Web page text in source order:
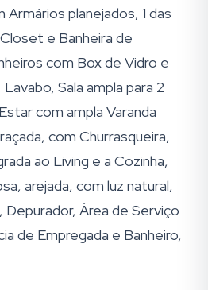
planejados, 1 das
e Banheira de
com Box de Vidro e
Sala ampla para 2
com ampla Varanda
com Churrasqueira,
ao Living e a Cozinha,
arejada, com luz natural,
Depurador, Área de Serviço
de Empregada e Banheiro,